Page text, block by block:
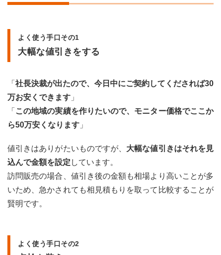
メし
ない
理由
1. 相
場よ
り高
い
装の
知識
しい
ので
工事
ある
よく使う手口その1
大幅な値引きをする
「 社長決裁が出たので、今日中にご契約してくだされば30
万お安くできます 」
「 この地域の実績を作りたいので、モニター価格でここか
ら50万安くなります 」
値引きはありがたいものですが、 大幅な値引きはそれを見
込んで金額を設定 しています。
訪問販売の場合、値引き後の金額も相場より高いことが多
いため、急かされても相見積もりを取って比較することが
賢明です。
よく使う手口その2